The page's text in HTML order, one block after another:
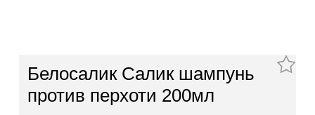
Белосалик Салик шампунь
против перхоти 200мл